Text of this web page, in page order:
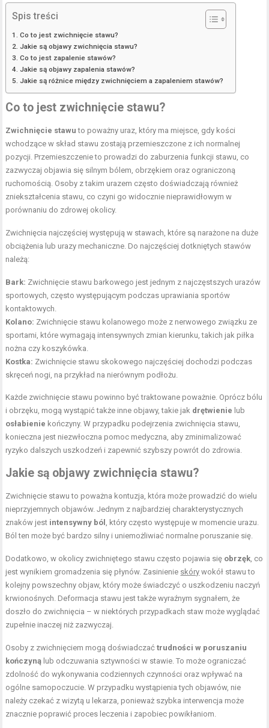
Spis treści
Co to jest zwichnięcie stawu?
Jakie są objawy zwichnięcia stawu?
Co to jest zapalenie stawów?
Jakie są objawy zapalenia stawów?
Jakie są różnice między zwichnięciem a zapaleniem stawów?
Co to jest zwichnięcie stawu?
Zwichnięcie stawu to poważny uraz, który ma miejsce, gdy kości
wchodzące w skład stawu zostają przemieszczone z ich normalnej
pozycji. Przemieszczenie to prowadzi do zaburzenia funkcji stawu, co
zazwyczaj objawia się silnym bólem, obrzękiem oraz ograniczoną
ruchomością. Osoby z takim urazem często doświadczają również
zniekształcenia stawu, co czyni go widocznie nieprawidłowym w
porównaniu do zdrowej okolicy.
Zwichnięcia najczęściej występują w stawach, które są narażone na duże
obciążenia lub urazy mechaniczne. Do najczęściej dotkniętych stawów
należą:
Bark: Zwichnięcie stawu barkowego jest jednym z najczęstszych urazów
sportowych, często występującym podczas uprawiania sportów
kontaktowych.
Kolano: Zwichnięcie stawu kolanowego może z nerwowego związku ze
sportami, które wymagają intensywnych zmian kierunku, takich jak piłka
nożna czy koszykówka.
Kostka: Zwichnięcie stawu skokowego najczęściej dochodzi podczas
skręceń nogi, na przykład na nierównym podłożu.
Każde zwichnięcie stawu powinno być traktowane poważnie. Oprócz bólu
i obrzęku, mogą wystąpić także inne objawy, takie jak drętwienie lub
osłabienie kończyny. W przypadku podejrzenia zwichnięcia stawu,
konieczna jest niezwłoczna pomoc medyczna, aby zminimalizować
ryzyko dalszych uszkodzeń i zapewnić szybszy powrót do zdrowia.
Jakie są objawy zwichnięcia stawu?
Zwichnięcie stawu to poważna kontuzja, która może prowadzić do wielu
nieprzyjemnych objawów. Jednym z najbardziej charakterystycznych
znaków jest intensywny ból , który często występuje w momencie urazu.
Ból ten może być bardzo silny i uniemożliwiać normalne poruszanie się.
Dodatkowo, w okolicy zwichniętego stawu często pojawia się obrzęk, co
jest wynikiem gromadzenia się płynów. Zasinienie skóry wokół stawu to
kolejny powszechny objaw, który może świadczyć o uszkodzeniu naczyń
krwionośnych. Deformacja stawu jest także wyraźnym sygnałem, że
doszło do zwichnięcia – w niektórych przypadkach staw może wyglądać
zupełnie inaczej niż zazwyczaj.
Osoby z zwichnięciem mogą doświadczaćtrudności w poruszaniu
kończyną lub odczuwania sztywności w stawie. To może ograniczać
zdolność do wykonywania codziennych czynności oraz wpływać na
ogólne samopoczucie. W przypadku wystąpienia tych objawów, nie
należy czekać z wizytą u lekarza, ponieważ szybka interwencja może
znacznie poprawić proces leczenia i zapobiec powikłaniom.